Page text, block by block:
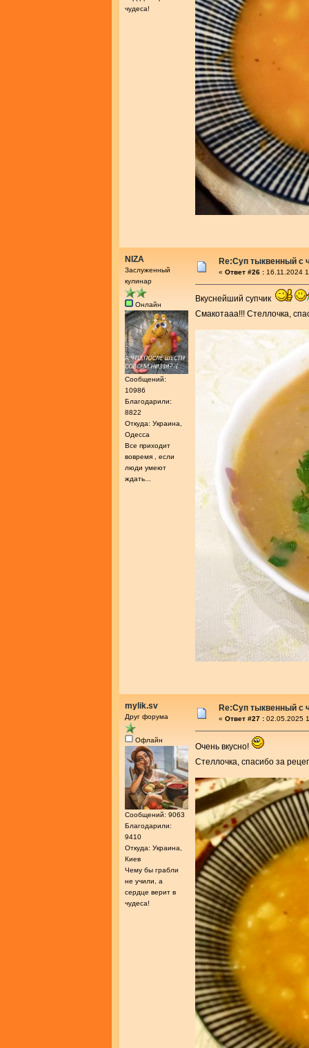
чудеса!
NIZA
Заслуженный
кулинар
Онлайн
Сообщений:
10986
Благодарили:
8822
Откуда: Украина,
Одесса
Все приходит
вовремя , если
люди умеют
ждать...
Re:Суп тыквенный с
« Ответ #26 : 16.11.2024
Вкуснейший супчик
Смакотааа!!! Стеллочка,
mylik.sv
Друг форума
Офлайн
Сообщений: 9063
Благодарили:
9410
Откуда: Украина,
Киев
Чему бы грабли
не учили, а
сердце верит в
чудеса!
Re:Суп тыквенный с
« Ответ #27 : 02.05.2025
Очень вкусно!
Стеллочка, спасибо за